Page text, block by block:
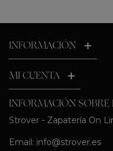
INFORMACIÓN
MI CUENTA
INFORMACIÓN SOBRE
Strover - Zapatería On
Email: info@strover.es